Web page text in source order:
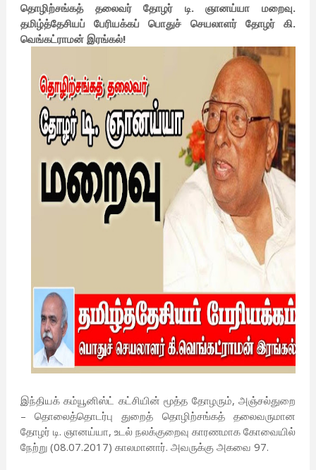
தொழிற்சங்கத் தலைவர் தோழர் டி. ஞானய்யா மறைவு.
தமிழ்த்தேசியப் பேரியக்கப் பொதுச் செயலாளர் தோழர் கி.
வெங்கட்ராமன் இரங்கல்!
இந்தியக் கம்யூனிஸ்ட் கட்சியின் மூத்த தோழரும், அஞ்சல்துறை
– தொலைத்தொடர்பு துறைத் தொழிற்சங்கத் தலைவருமான
தோழர் டி. ஞானய்யா, உடல் நலக்குறைவு காரணமாக கோவையில்
நேற்று (08.07.2017) காலமானார். அவருக்கு அகவை 97.